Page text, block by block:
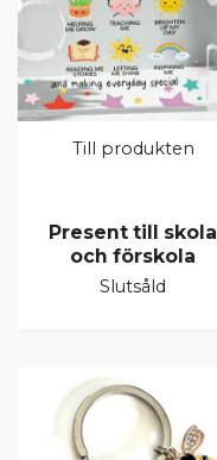
Till produkten
Present till skola
och förskola
Slutsåld